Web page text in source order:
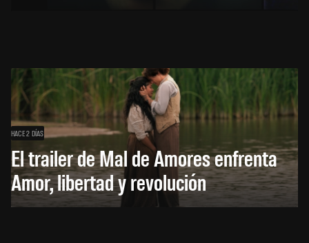
HACE 2 DÍAS
El trailer de Mal de Amores enfrenta
Amor, libertad y revolución